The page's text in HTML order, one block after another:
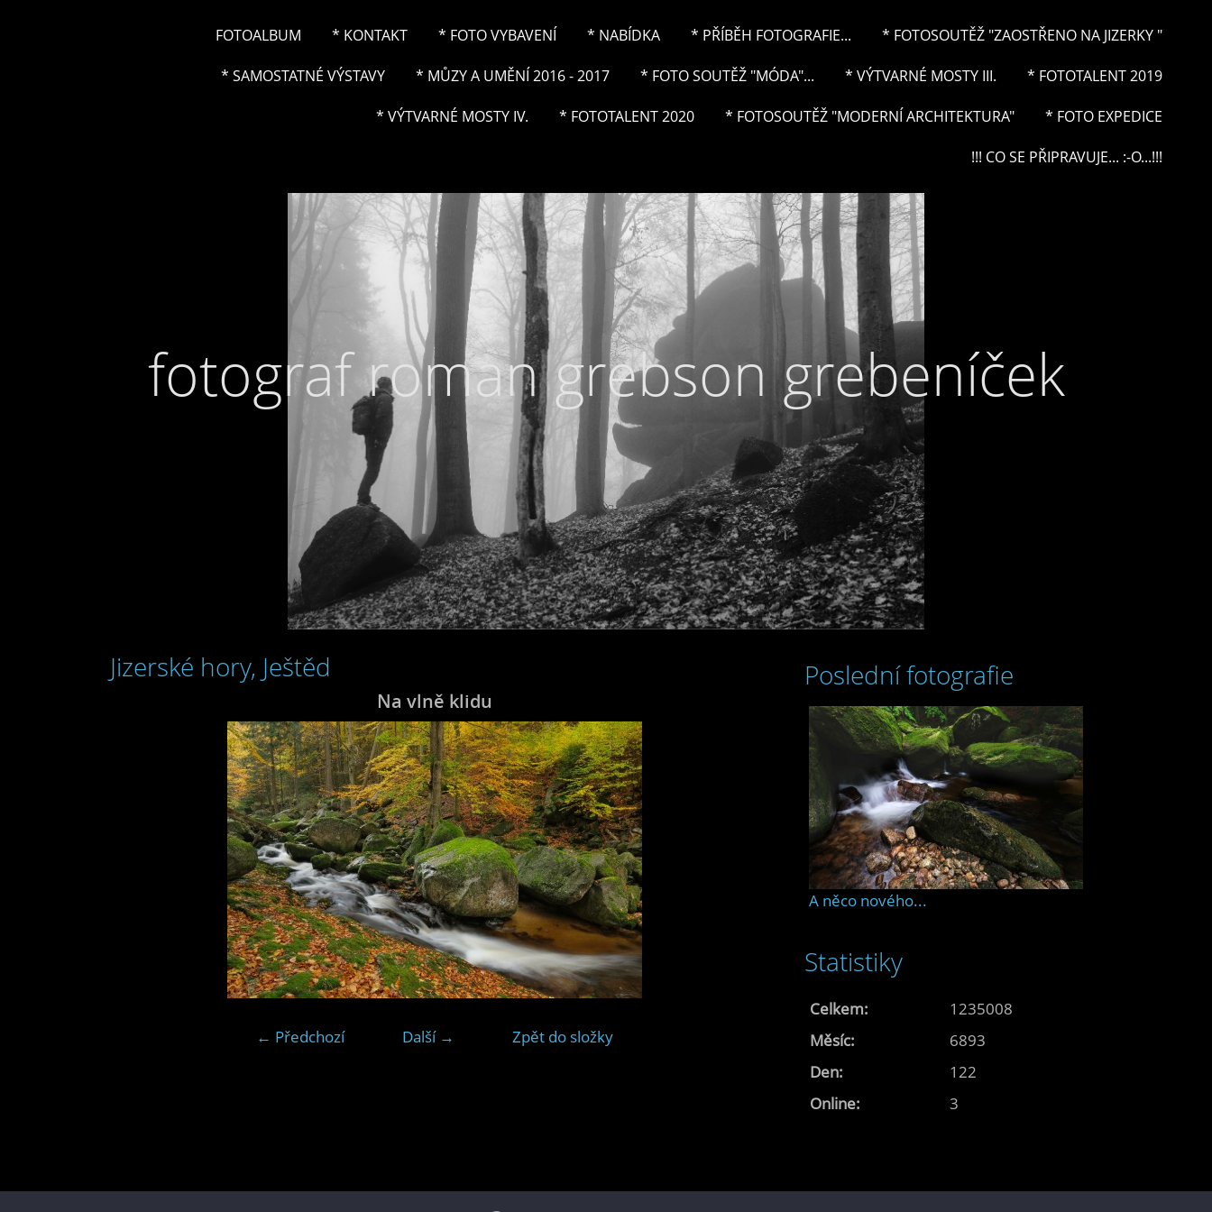
FOTOALBUM * KONTAKT * FOTO VYBAVENÍ * NABÍDKA * PŘÍBĚH FOTOGRAFIE... * FOTOSOUTĚŽ "ZAOSTŘENO NA JIZERKY "
* SAMOSTATNÉ VÝSTAVY * MŮZY A UMĚNÍ 2016 - 2017 * FOTO SOUTĚŽ "MÓDA"... * VÝTVARNÉ MOSTY III. * FOTOTALENT 2019
* VÝTVARNÉ MOSTY IV. * FOTOTALENT 2020 * FOTOSOUTĚŽ "MODERNÍ ARCHITEKTURA" * FOTO EXPEDICE
!!! CO SE PŘIPRAVUJE... :-O...!!!
fotograf roman grebson grebeníček
Jizerské hory, Ještěd
Na vlně klidu
← Předchozí Další → Zpět do složky
Poslední fotografie
A něco nového...
Statistiky
Online: 3
Celkem:
1235008
Měsíc:
6893
Den:
122